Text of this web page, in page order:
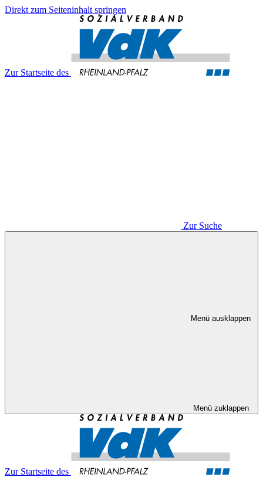
Direkt zum Seiteninhalt springen
Zur Startseite des
Zur Suche
Menü ausklappen
Menü zuklappen
Zur Startseite des